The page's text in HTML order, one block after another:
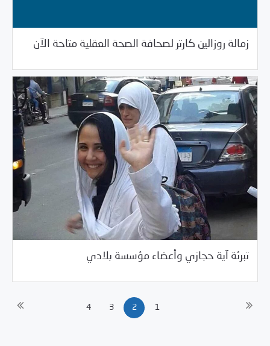
زمالة روزالين كارتر لصحافة الصحة العقلية متاحة الآن
تبرئة آية حجازي وأعضاء مؤسسة بلادي
1
2
3
4